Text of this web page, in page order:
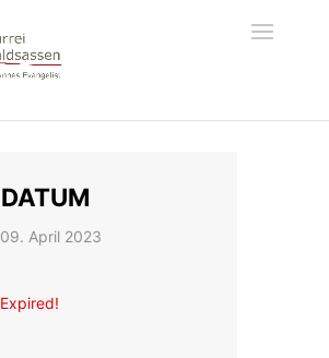
DATUM
09. April 2023
Expired!